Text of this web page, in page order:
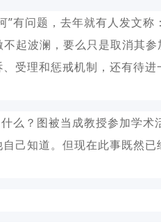
有问题，去年就有人发文称：
起波澜，要么只是取消其
受理和惩戒机制，还有待进
么？图被当成教授参加学
己知道。但现在此事既然已